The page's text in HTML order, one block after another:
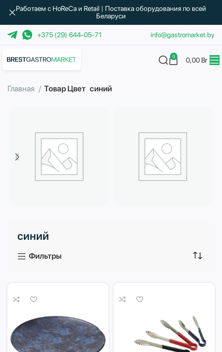
+375 (29) 644-05-71 info@gastromarket.by
0 0,00 Br
Главная Товар Цвет синий
3 продукта
синий
Фильтры
Работаем с HoReCa и Retail | Поставка оборудования по всей
Беларуси